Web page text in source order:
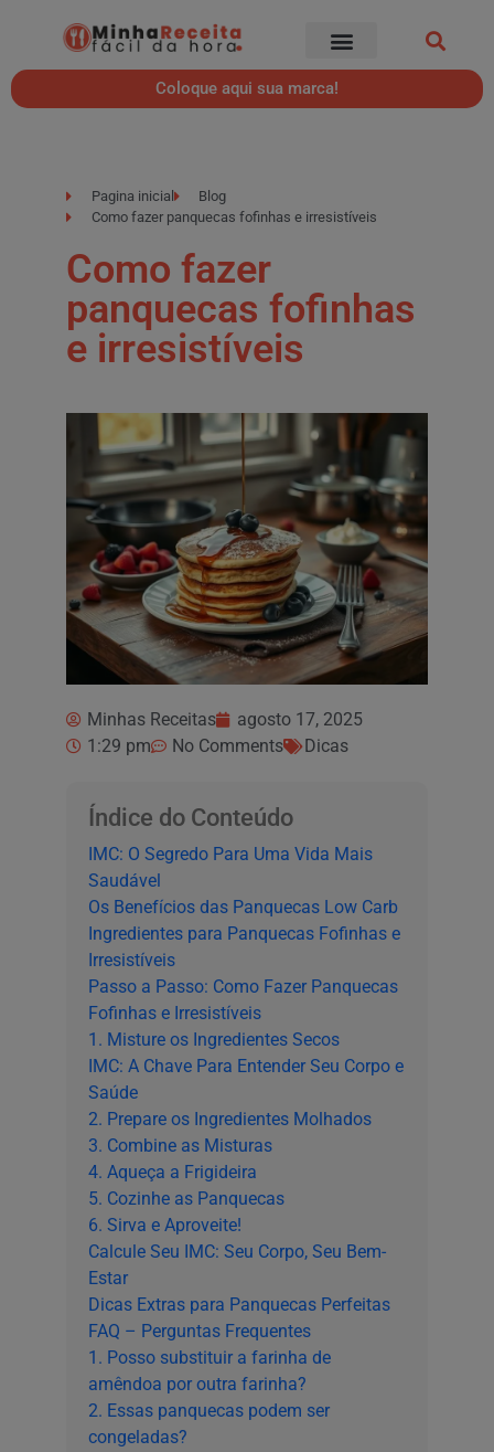
Coloque aqui sua marca!
Pagina inicial
Blog
Como fazer panquecas fofinhas e irresistíveis
Como fazer
panquecas fofinhas
e irresistíveis
Minhas Receitas
agosto 17, 2025
1:29 pm
No Comments Dicas
Índice do Conteúdo
IMC: O Segredo Para Uma Vida Mais
Saudável
Os Benefícios das Panquecas Low Carb
Ingredientes para Panquecas Fofinhas e
Irresistíveis
Passo a Passo: Como Fazer Panquecas
Fofinhas e Irresistíveis
1. Misture os Ingredientes Secos
IMC: A Chave Para Entender Seu Corpo e
Saúde
2. Prepare os Ingredientes Molhados
3. Combine as Misturas
4. Aqueça a Frigideira
5. Cozinhe as Panquecas
6. Sirva e Aproveite!
Calcule Seu IMC: Seu Corpo, Seu Bem-
Estar
Dicas Extras para Panquecas Perfeitas
FAQ – Perguntas Frequentes
1. Posso substituir a farinha de
amêndoa por outra farinha?
2. Essas panquecas podem ser
congeladas?